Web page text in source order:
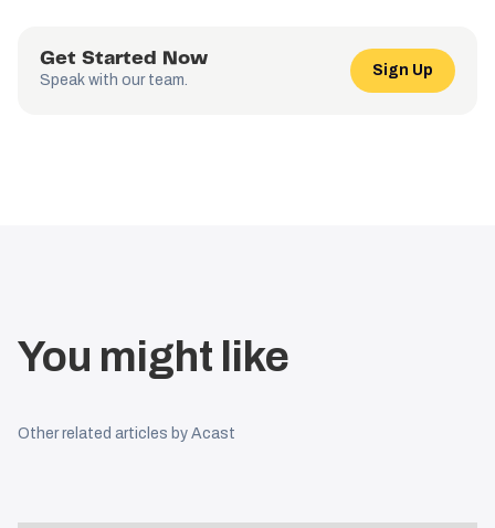
Get Started Now
Speak with our team.
Sign Up
You might like
Other related articles by Acast